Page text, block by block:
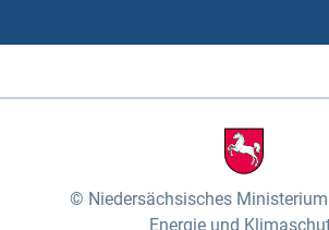
Niedersächsisches
Energie und